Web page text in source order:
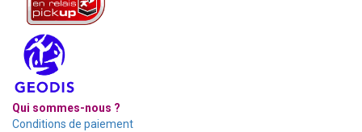
Qui sommes-nous ?
Conditions de paiement